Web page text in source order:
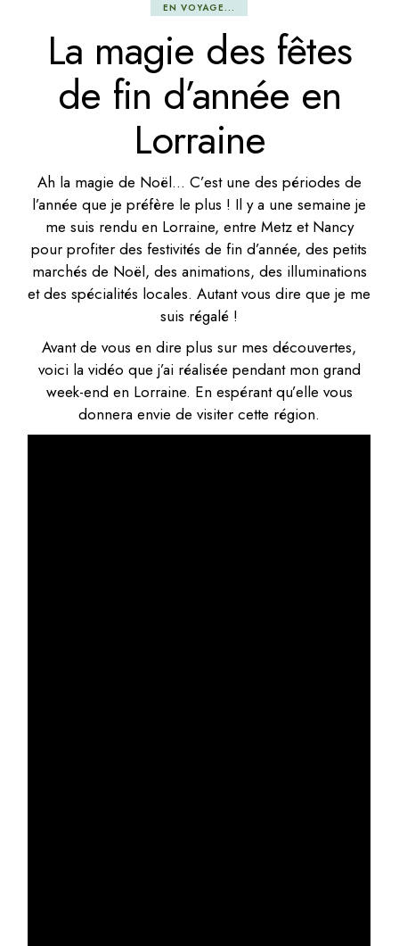
EN VOYAGE...
La magie des fêtes
de fin d’année en
Lorraine
Ah la magie de Noël… C’est une des périodes de
l’année que je préfère le plus ! Il y a une semaine je
me suis rendu en Lorraine, entre Metz et Nancy
pour profiter des festivités de fin d’année, des petits
marchés de Noël, des animations, des illuminations
et des spécialités locales. Autant vous dire que je me
suis régalé !
Avant de vous en dire plus sur mes découvertes,
voici la vidéo que j’ai réalisée pendant mon grand
week-end en Lorraine. En espérant qu’elle vous
donnera envie de visiter cette région.